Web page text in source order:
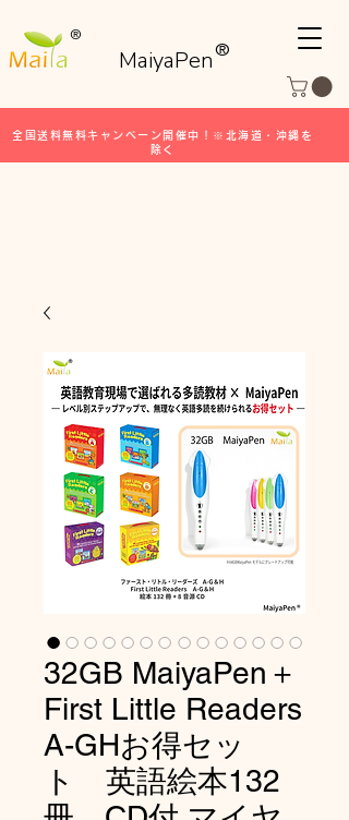
全国送料無料キャンペーン開催中！※北海道・沖縄を
除く
®
MaiyaPen ®
32GB MaiyaPen＋
First Little Readers
A-GHお得セッ
ト 英語絵本132